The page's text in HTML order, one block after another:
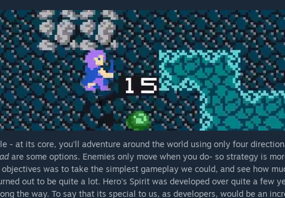
- at its core, you'll adventure around the world using only four
are some options. Enemies only move when you do- so strategy is
was to take the simplest gameplay we could, and see how
out to be quite a lot. Hero's Spirit was developed over quite a few
the way. To say that its special to us, as developers, would be an